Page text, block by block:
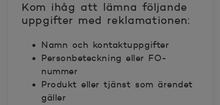
Kom ihåg att lämna följande
uppgifter med reklamationen:
Namn och kontaktuppgifter
Personbeteckning eller FO-
nummer
Produkt eller tjänst som ärendet
gäller